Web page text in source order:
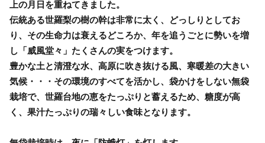
上の月日を重ねてきました。
伝統ある世羅梨の樹の幹は非常に太く、どっしりとしてお
り、その生命力は衰えるどころか、年を追うごとに勢いを増
し「威風堂々」たくさんの実をつけます。
豊かな土と清澄な水、高原に吹き抜ける風、寒暖差の大きい
気候・・・その環境のすべてを活かし、袋かけをしない無袋
栽培で、世羅台地の恵をたっぷりと蓄えるため、糖度が高
く、果汁たっぷりの瑞々しい食味となります。